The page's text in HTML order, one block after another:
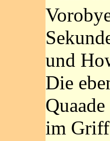
und
Die
im